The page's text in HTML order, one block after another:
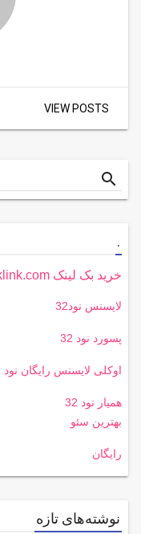
VIEW POSTS
Search
for
search
.
خرید بک لینک behtarinbacklink.com
لایسنس نود32
پسورد نود 32
اوکلی لایسنس رایگان نود 32
همیار نود 32
بهترین سئو
رایگان
نوشته‌های تازه